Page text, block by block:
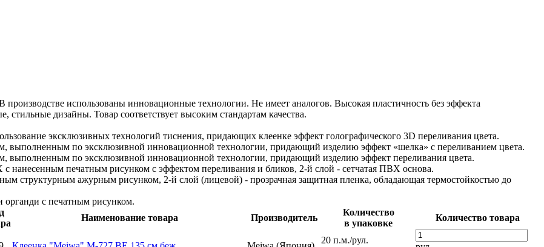
использованы инновационные технологии. Не имеет аналогов. Высокая пластичность без эффекта
стильные дизайны. Товар соответствует высоким стандартам качества.
эксклюзивных технологий тиснения, придающих клеенке эффект голографического 3D переливания цвета.
выполненным по эксклюзивной инновационной технологии, придающий изделию эффект «шелка» с переливанием цвета.
выполненным по эксклюзивной инновационной технологии, придающий изделию эффект переливания цвета.
печатным рисунком с эффектом переливания и бликов, 2-й слой - сетчатая ПВХ основа.
структурным ажурным рисунком, 2-й слой (лицевой) - прозрачная защитная пленка, обладающая термостойкостью до
органди с печатным рисунком.
Наименование товара Производитель
Количество
в упаковке
Количество товара
20 п.м./рул.